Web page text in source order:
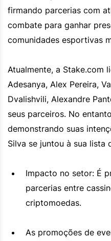
firmando parcerias com
combate para ganhar
comunidades esportivas
Atualmente, a Stake.com
Adesanya, Alex Pereira,
Dvalishvili, Alexandre
seus parceiros. No
demonstrando suas
Silva se juntou à sua lista
Impacto no setor: É
parcerias entre
criptomoedas.
As promoções de